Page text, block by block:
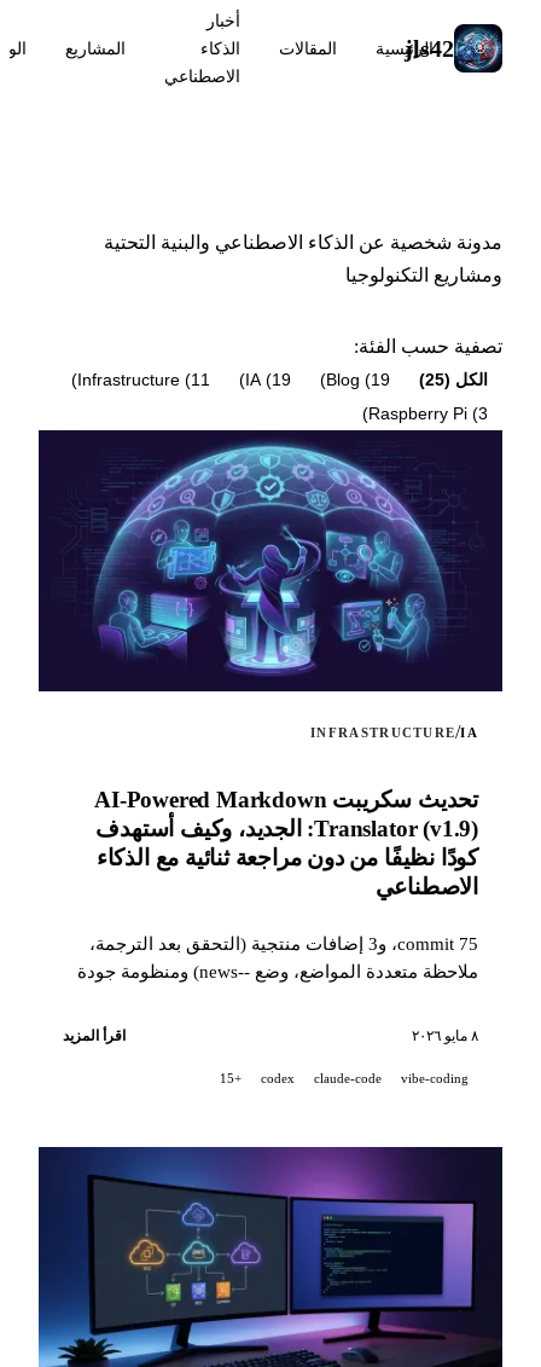
jls42
الرئيسية المقالات
أخبار
الذكاء
الاصطناعي
المشاريع
مدونة شخصية عن الذكاء الاصطناعي والبنية التحتية
ومشاريع التكنولوجيا
تصفية حسب الفئة:
الكل (25) Blog (19)
IA (19)
Infrastructure (11)
Raspberry Pi (3)
IA
/
INFRASTRUCTURE
تحديث سكريبت AI-Powered Markdown
Translator (v1.9): الجديد، وكيف أستهدف
كودًا نظيفًا من دون مراجعة ثنائية مع الذكاء
الاصطناعي
75 commit، و3 إضافات منتجية (التحقق بعد الترجمة،
ملاحظة متعددة المواضع، وضع --news) ومنظومة جودة
بمساعدة الذكاء الاصطناعي) لاستهداف كود نظيف
اصطناعي.
٨ مايو ٢٠٢٦ اقرأ المزيد
vibe-coding
claude-code
codex
+15